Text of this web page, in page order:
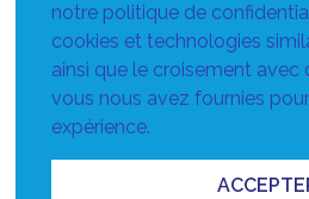
notre politique de
cookies et technologies
ainsi que le croisement avec
vous nous avez fournies
expérience.